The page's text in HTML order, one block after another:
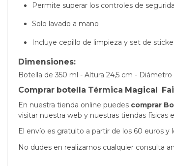
Permite superar los controles de
Solo lavado a mano
Incluye cepillo de limpieza y set de
Dimensiones:
Botella de 350 ml - Altura 24,5 cm -
Comprar botella Térmica Magical
En nuestra tienda online puedes comprar
visitar nuestra web y nuestras tiendas físicas
El envío es gratuito a partir de los 60 euros
No dudes en realizarnos cualquier consulta